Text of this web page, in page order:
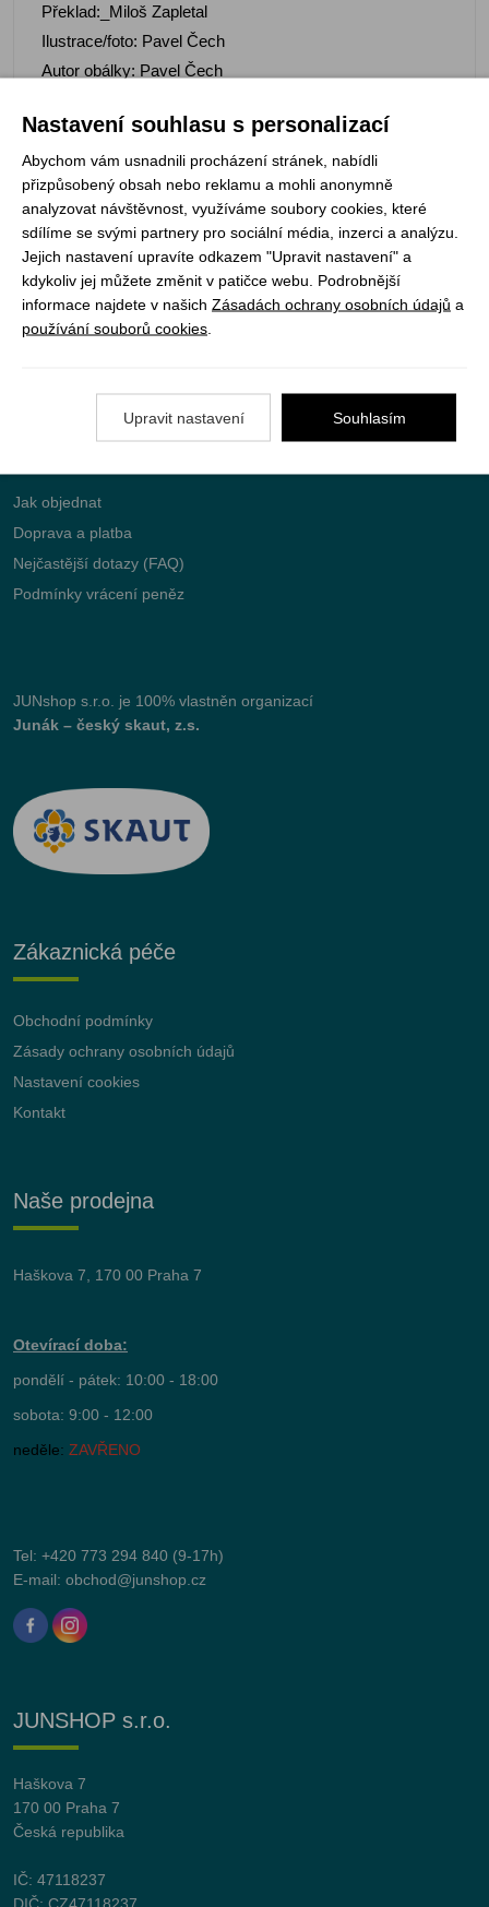
Překlad:_Miloš Zapletal
Ilustrace/foto: Pavel Čech
Autor obálky: Pavel Čech
ISBN: 978-80-87595-17-6
Registrujte se k odběru newsletteru a už Vám
nic neunikne
Vše o nákupu
Jak objednat
Doprava a platba
Nejčastější dotazy (FAQ)
Podmínky vrácení peněz
JUNshop s.r.o.
je 100% vlastněn organizací
Junák – český skaut, z.s.
Zákaznická péče
Obchodní podmínky
Zásady ochrany osobních údajů
Nastavení cookies
Kontakt
Naše prodejna
Haškova 7, 170 00 Praha 7
Otevírací doba:
pondělí - pátek: 10:00 - 18:00
sobota: 9:00 - 12:00
neděle: ZAVŘENO
Tel: +420 773 294 840 (9-17h)
E-mail: obchod@junshop.cz
JUNSHOP s.r.o.
Haškova 7
170 00 Praha 7
Česká republika
IČ: 47118237
Nastavení souhlasu s personalizací
Abychom vám usnadnili procházení stránek, nabídli
přizpůsobený obsah nebo reklamu a mohli anonymně
analyzovat návštěvnost, využíváme soubory cookies, které
sdílíme se svými partnery pro sociální média, inzerci a analýzu.
Jejich nastavení upravíte odkazem "Upravit nastavení" a
kdykoliv jej můžete změnit v patičce webu. Podrobnější
informace najdete v našich Zásadách ochrany osobních údajů a
používání souborů cookies
Upravit nastavení Souhlasím